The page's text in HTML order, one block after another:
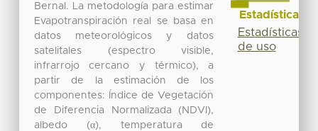
Bernal. La metodología para estimar
Evapotranspiración real se basa en
datos meteorológicos y datos
satelitales (espectro visible,
infrarrojo cercano y térmico), a
partir de la estimación de los
componentes: Índice de Vegetación
de Diferencia Normalizada (NDVI),
albedo (α), temperatura de
Estadísticas
Estadísticas
de uso